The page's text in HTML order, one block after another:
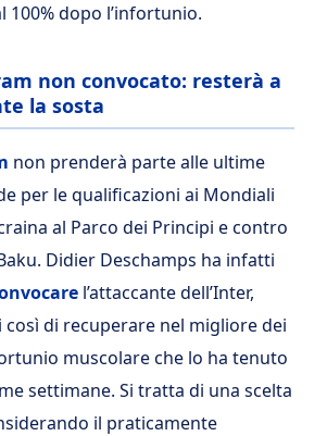
100% dopo l’infortunio.
non convocato: resterà a
la sosta
non prenderà parte alle ultime
per le qualificazioni ai Mondiali
al Parco dei Principi e contro
Didier Deschamps ha infatti
l’attaccante dell’Inter,
di recuperare nel migliore dei
muscolare che lo ha tenuto
settimane. Si tratta di una scelta
il praticamente